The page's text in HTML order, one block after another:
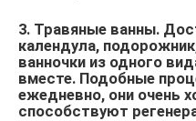
3. Травяные ванны.
календула,
ванночки из одного
вместе. Подобные
ежедневно, они очень
способствуют